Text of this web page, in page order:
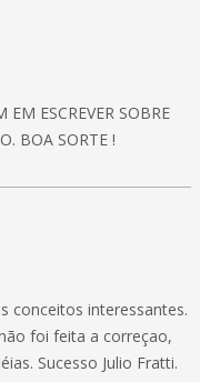
ESCREVER SOBRE
BOA SORTE !
conceitos interessantes.
foi feita a correçao,
Sucesso Julio Fratti.